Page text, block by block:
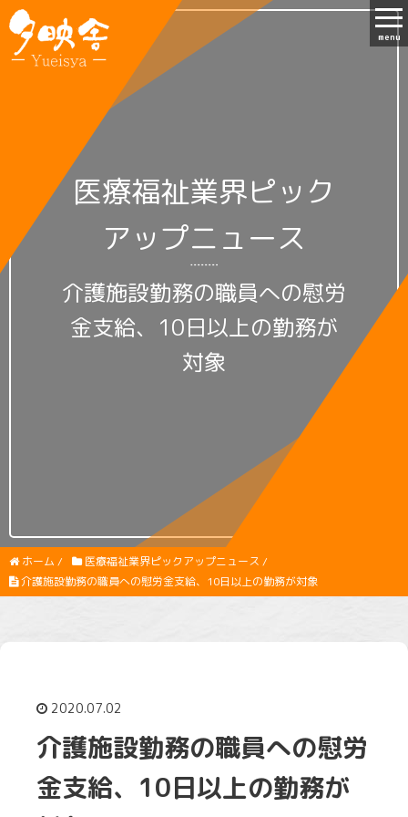
医療福祉業界ピック
アップニュース
介護施設勤務の職員への慰労
金支給、10日以上の勤務が
対象
menu
ホーム / 医療福祉業界ピックアップニュース /
介護施設勤務の職員への慰労金支給、10日以上の勤務が対象
2020.07.02
介護施設勤務の職員への慰労
金支給、10日以上の勤務が